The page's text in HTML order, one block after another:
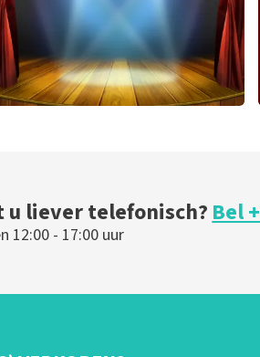
u liever telefonisch?Bel
12:00 - 17:00 uur